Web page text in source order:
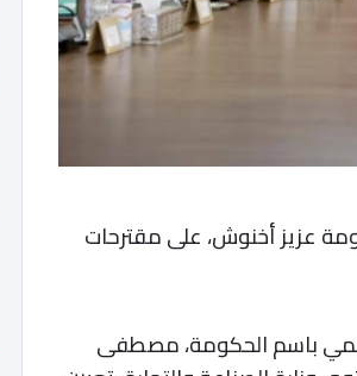
عزيز أخنوش، على مقترحات
باسم الحكومة، مصطفى